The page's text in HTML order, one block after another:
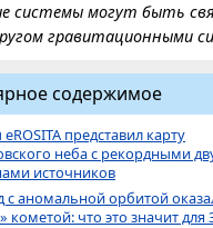
системы могут быть
гравитационными
содержимое
eROSITA представил карту
неба с рекордными
источников
с аномальной орбитой
кометой: что это значит для